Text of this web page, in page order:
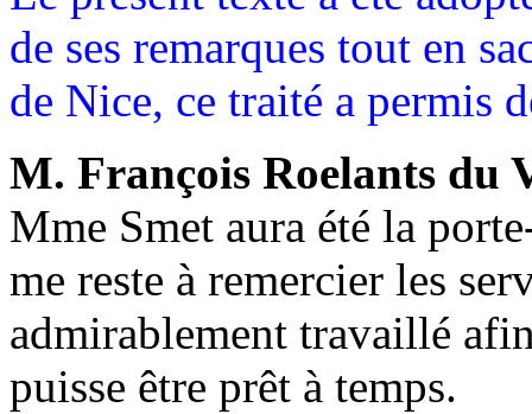
de ses remarques tout en
de Nice, ce traité a permis
M. François Roelants du
Mme Smet aura été la
me reste à remercier les
admirablement travaillé
puisse être prêt à temps.